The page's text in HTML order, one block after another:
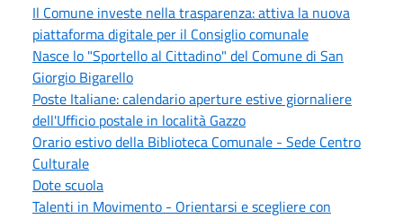
Il Comune investe nella trasparenza: attiva la nuova
piattaforma digitale per il Consiglio comunale
Nasce lo "Sportello al Cittadino" del Comune di San
Giorgio Bigarello
Poste Italiane: calendario aperture estive giornaliere
dell'Ufficio postale in località Gazzo
Orario estivo della Biblioteca Comunale - Sede Centro
Culturale
Dote scuola
Talenti in Movimento - Orientarsi e scegliere con